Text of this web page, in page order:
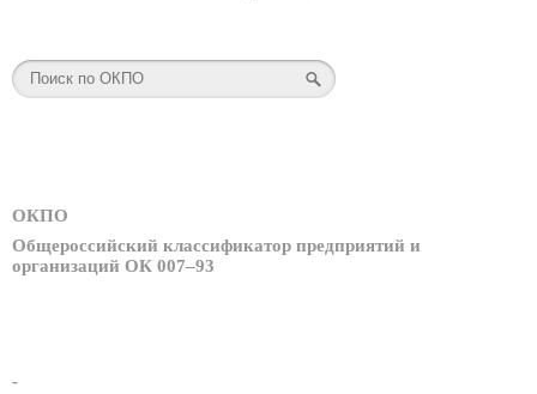
ОКПО
Общероссийский классификатор предприятий и
организаций ОК 007–93
-